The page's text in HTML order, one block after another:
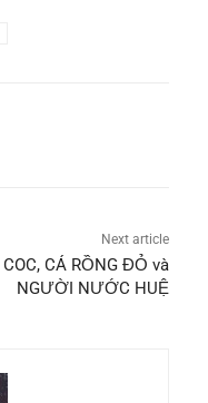
Next article
COC, CÁ RỒNG ĐỎ và
NGƯỜI NƯỚC HUỆ